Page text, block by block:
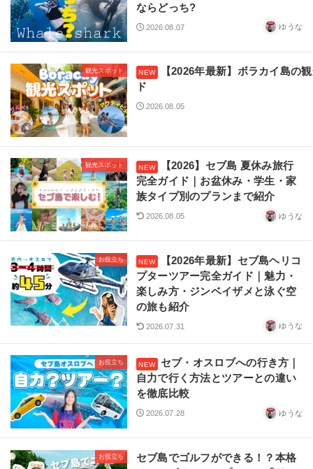
ならどっち?
2026.08.07 ゆうな
観光スポット 【2026年最新】ボラカイ島の
2026.08.05
観光スポット
【2026】セブ島 夏休み旅行
完全ガイド｜お盆休み・学生・家
族タイプ別のプランまで紹介
2026.08.05 ゆうな
お役立ち
【2026年最新】セブ島ヘリコ
プターツアー完全ガイド｜魅力・
楽しみ方・ジンベイザメと泳ぐ空
の旅も紹介
2026.07.31 ゆうな
お役立ち
セブ・オスロブへの行き方｜
自力で行く方法とツアーとの違い
を徹底比較
2026.07.28 ゆうな
お役立ち
セブ島でゴルフができる！？本格